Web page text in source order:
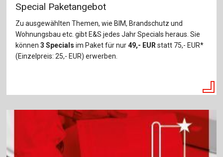
Special Paketangebot
Zu ausgewählten Themen, wie BIM, Brandschutz und
Wohnungsbau etc. gibt E&S jedes Jahr Specials heraus. Sie
können 3 Specials im Paket für nur49,- EUR statt 75,- EUR*
(Einzelpreis: 25,- EUR) erwerben.